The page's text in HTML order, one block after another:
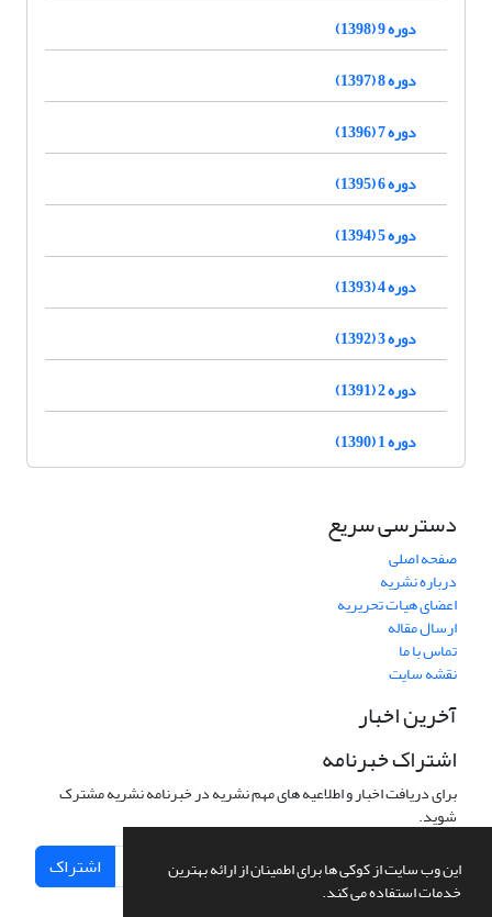
این وب سایت از کوکی ها برای اطمینان از ارائه بهترین
خدمات استفاده می کند.
دوره 9 (1398)
دوره 8 (1397)
دوره 7 (1396)
دوره 6 (1395)
دوره 5 (1394)
دوره 4 (1393)
دوره 3 (1392)
دوره 2 (1391)
دوره 1 (1390)
دسترسی سریع
صفحه اصلی
درباره نشریه
اعضای هیات تحریریه
ارسال مقاله
تماس با ما
نقشه سایت
آخرین اخبار
اشتراک خبرنامه
برای دریافت اخبار و اطلاعیه های مهم نشریه در خبرنامه نشریه مشترک
شوید.
اشتراک